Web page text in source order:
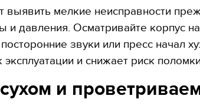
выявить мелкие неисправности
и давления. Осматривайте корпус
звуки или пресс начал
и снижает риск
и